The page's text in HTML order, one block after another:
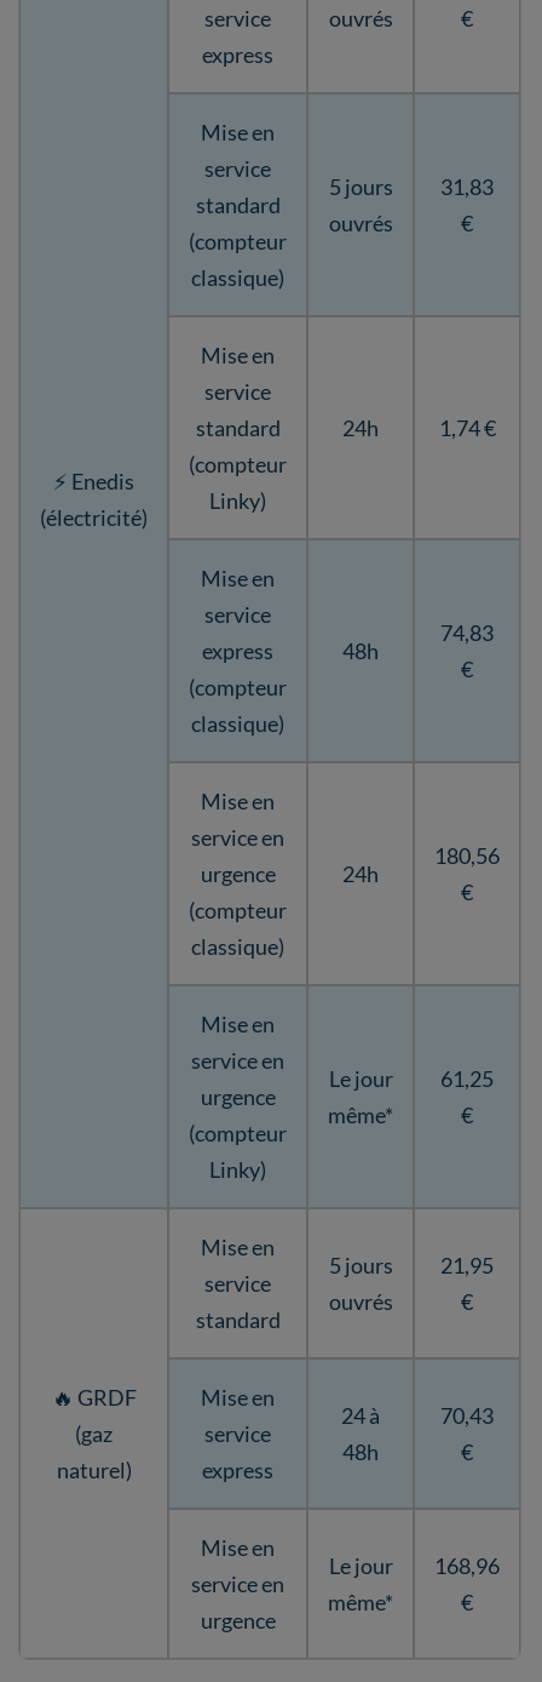
⚡ Enedis
(électricité)
service
express
ouvrés
€
Mise en
service
standard
(compteur
classique)
5 jours
ouvrés
31,83
€
Mise en
service
standard
(compteur
Linky)
24h 1,74 €
Mise en
service
express
(compteur
classique)
48h
74,83
€
Mise en
service en
urgence
(compteur
classique)
24h
180,56
€
Mise en
service en
urgence
(compteur
Linky)
Le jour
même*
61,25
€
🔥 GRDF
(gaz
naturel)
Mise en
service
standard
5 jours
ouvrés
21,95
€
Mise en
service
express
24 à
48h
70,43
€
Mise en
service en
urgence
Le jour
même*
168,96
€